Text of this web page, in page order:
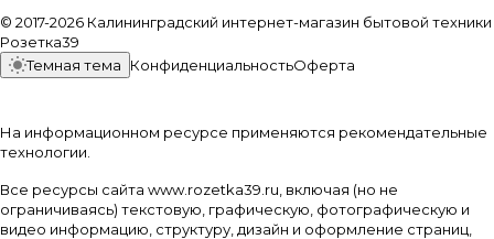
© 2017-2026 Калининградский интернет-магазин бытовой техники
Розетка39
Темная тема
КонфиденциальностьОферта
На информационном ресурсе применяются рекомендательные
технологии
Все ресурсы сайта www.rozetka39.ru, включая (но не
ограничиваясь) текстовую, графическую, фотографическую и
видео информацию, структуру, дизайн и оформление страниц,